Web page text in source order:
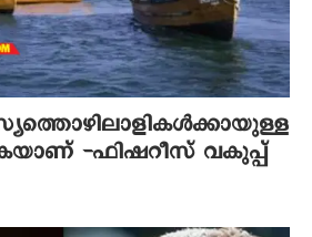
-ഫിഷറീസ് വകുപ്പ്